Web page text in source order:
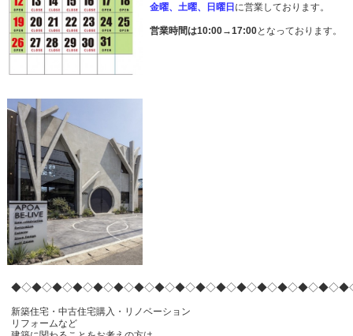
金曜、土曜、日曜日に営業しております。
営業時間は10:00→17:00となっております。
新築住宅・中古住宅購入・リノベーション
リフォームなど